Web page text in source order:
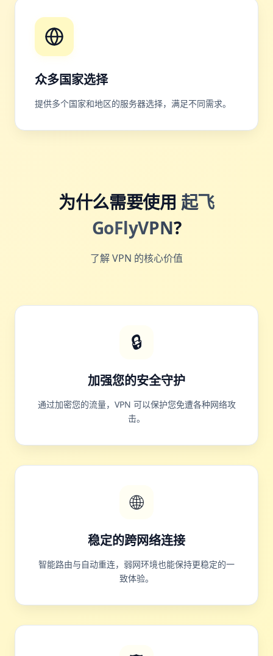
众多国家选择
提供多个国家和地区的服务器选择，满足不同需求。
为什么需要使用 起飞
GoFlyVPN?
了解 VPN 的核心价值
🔒
加强您的安全守护
通过加密您的流量，VPN 可以保护您免遭各种网络攻
击。
🌐
稳定的跨网络连接
智能路由与自动重连，弱网环境也能保持更稳定的一
致体验。